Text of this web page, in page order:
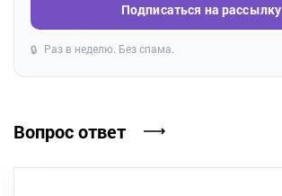
Подписаться на рассылку
🔒 Раз в неделю. Без спама.
Вопрос ответ